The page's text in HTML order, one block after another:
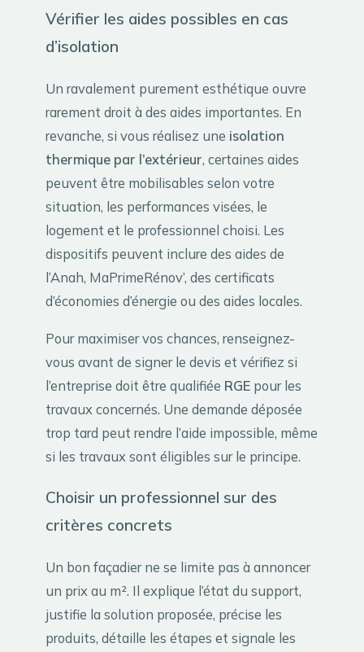
Vérifier les aides possibles en cas
d’isolation
Un ravalement purement esthétique ouvre
rarement droit à des aides importantes. En
revanche, si vous réalisez une isolation
thermique par l’extérieur, certaines aides
peuvent être mobilisables selon votre
situation, les performances visées, le
logement et le professionnel choisi. Les
dispositifs peuvent inclure des aides de
l’Anah, MaPrimeRénov’, des certificats
d’économies d’énergie ou des aides locales.
Pour maximiser vos chances, renseignez-
vous avant de signer le devis et vérifiez si
l’entreprise doit être qualifiée RGE pour les
travaux concernés. Une demande déposée
trop tard peut rendre l’aide impossible, même
si les travaux sont éligibles sur le principe.
Choisir un professionnel sur des
critères concrets
Un bon façadier ne se limite pas à annoncer
un prix au m². Il explique l’état du support,
justifie la solution proposée, précise les
produits, détaille les étapes et signale les